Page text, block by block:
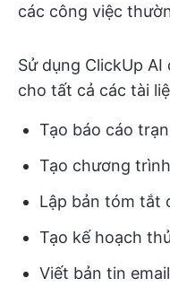
các công việc
Sử dụng ClickUp
cho tất cả các tài
Tạo báo cáo
Tạo chương
Lập bản tóm tắt
Tạo kế hoạch
Viết bản tin email